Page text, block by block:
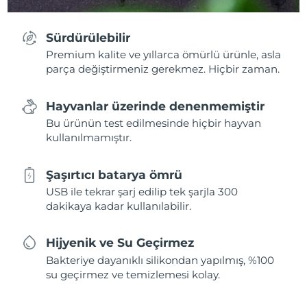
Sürdürülebilir
Premium kalite ve yıllarca ömürlü ürünle, asla
parça değiştirmeniz gerekmez. Hiçbir zaman.
Hayvanlar üzerinde denenmemiştir
Bu ürünün test edilmesinde hiçbir hayvan
kullanılmamıştır.
Şaşırtıcı batarya ömrü
USB ile tekrar şarj edilip tek şarjla 300
dakikaya kadar kullanılabilir.
Hijyenik ve Su Geçirmez
Bakteriye dayanıklı silikondan yapılmış, %100
su geçirmez ve temizlemesi kolay.